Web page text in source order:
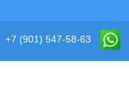
+7 (901) 547-58-63